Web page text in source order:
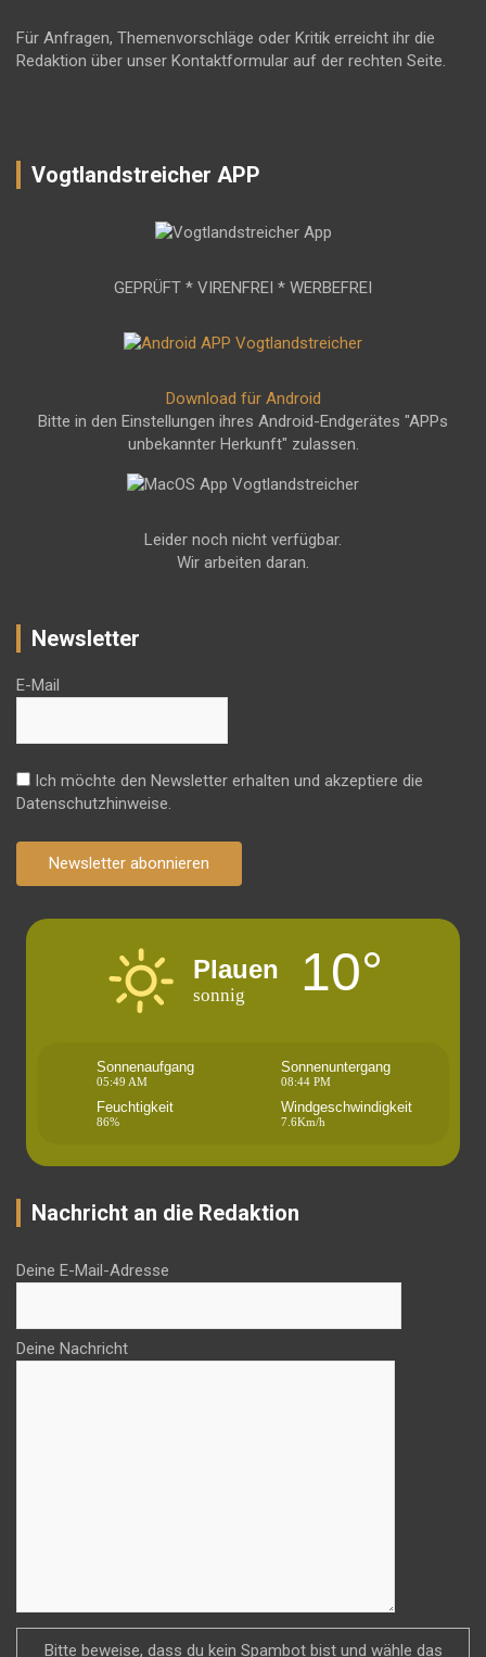
Für Anfragen, Themenvorschläge oder Kritik erreicht ihr die
Redaktion über unser Kontaktformular auf der rechten Seite.
Vogtlandstreicher APP
GEPRÜFT * VIRENFREI * WERBEFREI
Download für Android
Bitte in den Einstellungen ihres Android-Endgerätes "APPs
unbekannter Herkunft" zulassen.
Leider noch nicht verfügbar.
Wir arbeiten daran.
Newsletter
E-Mail
Ich möchte den Newsletter erhalten und akzeptiere die
Datenschutzhinweise.
Newsletter abonnieren
Plauen
sonnig 10°
Sonnenaufgang
05:49 AM
Sonnenuntergang
08:44 PM
Feuchtigkeit
86%
Windgeschwindigkeit
7.6Km/h
Nachricht an die Redaktion
Deine E-Mail-Adresse
Deine Nachricht
Bitte beweise, dass du kein Spambot bist und wähle das